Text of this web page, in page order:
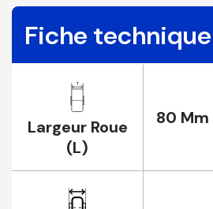
Fiche technique
Largeur Roue
(L)
80 Mm